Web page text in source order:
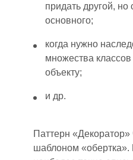
придать другой, но
основного;
когда нужно
множества
объекту;
и др.
Паттерн
шаблоном «обертка».